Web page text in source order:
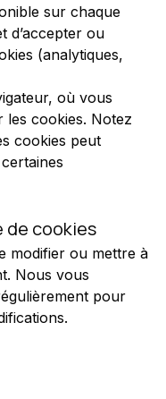
sur chaque
d’accepter ou
(analytiques,
où vous
les cookies. Notez
cookies peut
de cookies
modifier ou mettre à
Nous vous
pour